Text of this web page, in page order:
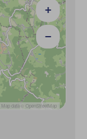
+
−
| Map data © OpenStreetMap